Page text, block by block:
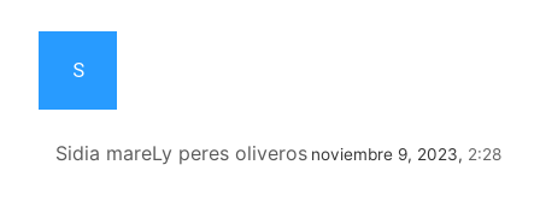
S
Sidia mareLy peres oliveros noviembre 9, 2023, 2:28